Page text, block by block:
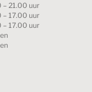
– 21.00 uur
– 17.00 uur
– 17.00 uur